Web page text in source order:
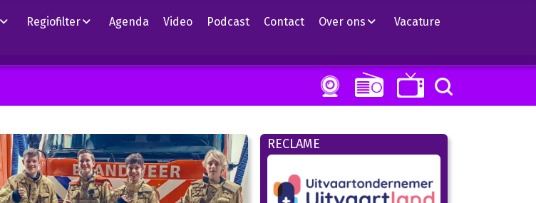
Regiofilter Agenda Video Podcast Contact Over ons Vacature
RECLAME